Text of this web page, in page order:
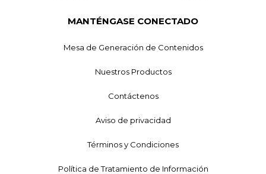
MANTÉNGASE CONECTADO
Mesa de Generación de Contenidos
Nuestros Productos
Contáctenos
Aviso de privacidad
Términos y Condiciones
Política de Tratamiento de Información